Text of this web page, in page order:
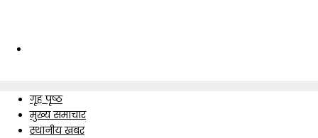
गृह पृष्ठ
मुख्य समाचार
स्थानीय खबर